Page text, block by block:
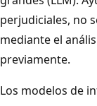
perjudiciales, no
mediante el
previamente.
Los modelos de